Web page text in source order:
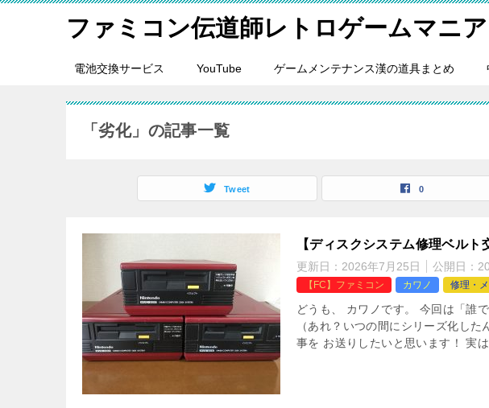
ファミコン伝道師レトロゲームマニア
電池交換サービス YouTube ゲームメンテナンス漢の道具まとめ
「劣化」の記事一覧
Tweet 0
【ディスクシステム修理ベル
更新日： 2026年7月25日 公開日：
【FC】ファミコン カワノ 修理・
どうも、 カワノです。 今回は「誰
（あれ？いつの間にシリーズ化し
事を お送りしたいと思います！ 実